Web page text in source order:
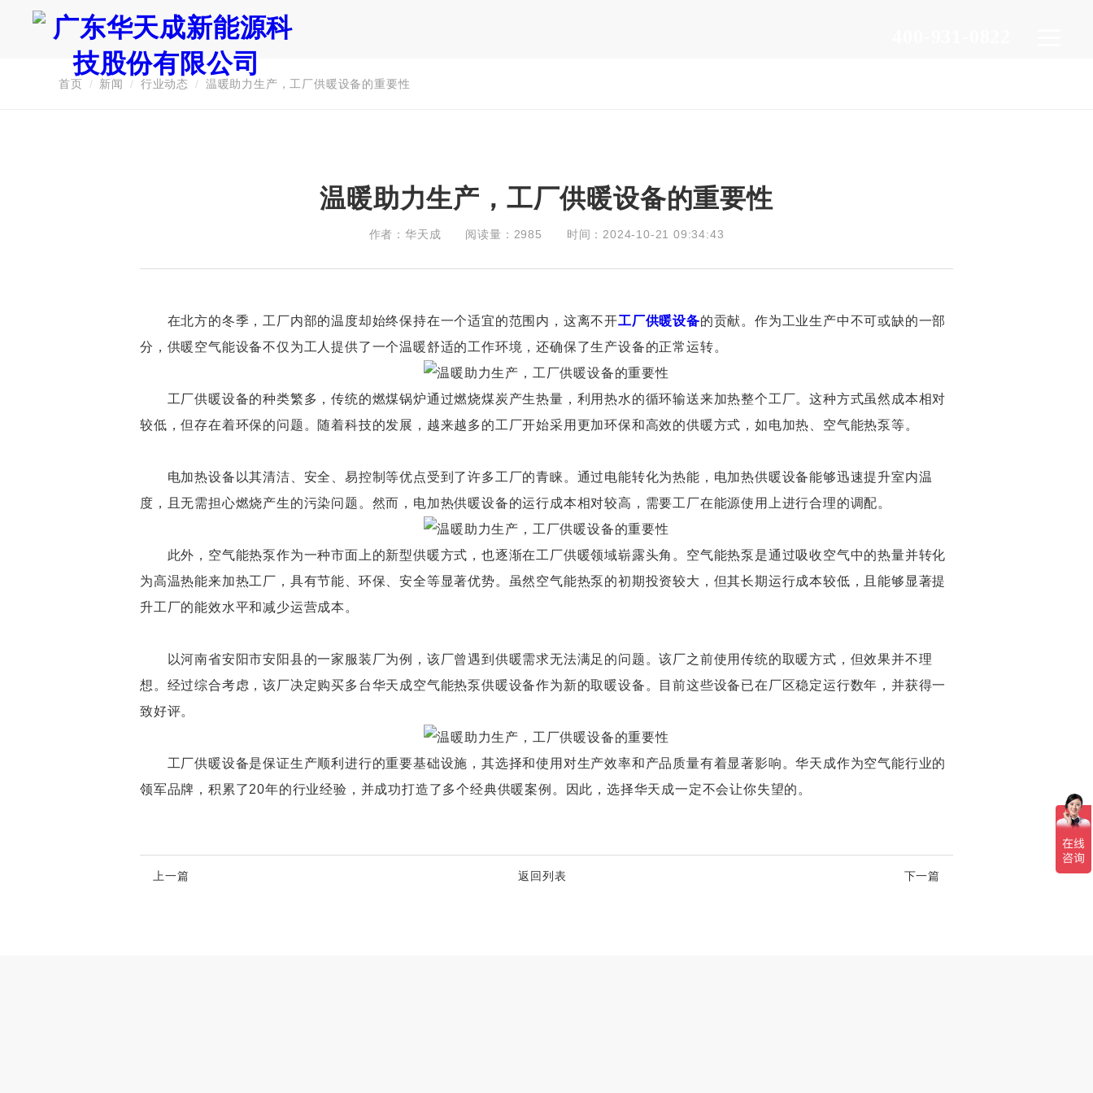
首页 / 新闻 / 行业动态 / 温暖助力生产，工厂供暖设备的重要性
温暖助力生产，工厂供暖设备的重要性
作者：华天成 阅读量：2985 时间：2024-10-21 09:34:43
在北方的冬季，工厂内部的温度却始终保持在一个适宜的范围内，这离不开工厂供暖设备的贡献。作为工业生产中不可或缺的一部
分，供暖空气能设备不仅为工人提供了一个温暖舒适的工作环境，还确保了生产设备的正常运转。
工厂供暖设备的种类繁多，传统的燃煤锅炉通过燃烧煤炭产生热量，利用热水的循环输送来加热整个工厂。这种方式虽然成本相对
较低，但存在着环保的问题。随着科技的发展，越来越多的工厂开始采用更加环保和高效的供暖方式，如电加热、空气能热泵等。
电加热设备以其清洁、安全、易控制等优点受到了许多工厂的青睐。通过电能转化为热能，电加热供暖设备能够迅速提升室内温
度，且无需担心燃烧产生的污染问题。然而，电加热供暖设备的运行成本相对较高，需要工厂在能源使用上进行合理的调配。
此外，空气能热泵作为一种市面上的新型供暖方式，也逐渐在工厂供暖领域崭露头角。空气能热泵是通过吸收空气中的热量并转化
为高温热能来加热工厂，具有节能、环保、安全等显著优势。虽然空气能热泵的初期投资较大，但其长期运行成本较低，且能够显著提
升工厂的能效水平和减少运营成本。
以河南省安阳市安阳县的一家服装厂为例，该厂曾遇到供暖需求无法满足的问题。该厂之前使用传统的取暖方式，但效果并不理
想。经过综合考虑，该厂决定购买多台华天成空气能热泵供暖设备作为新的取暖设备。目前这些设备已在厂区稳定运行数年，并获得一
致好评。
工厂供暖设备是保证生产顺利进行的重要基础设施，其选择和使用对生产效率和产品质量有着显著影响。华天成作为空气能行业的
领军品牌，积累了20年的行业经验，并成功打造了多个经典供暖案例。因此，选择华天成一定不会让你失望的。
上一篇 返回列表 下一篇